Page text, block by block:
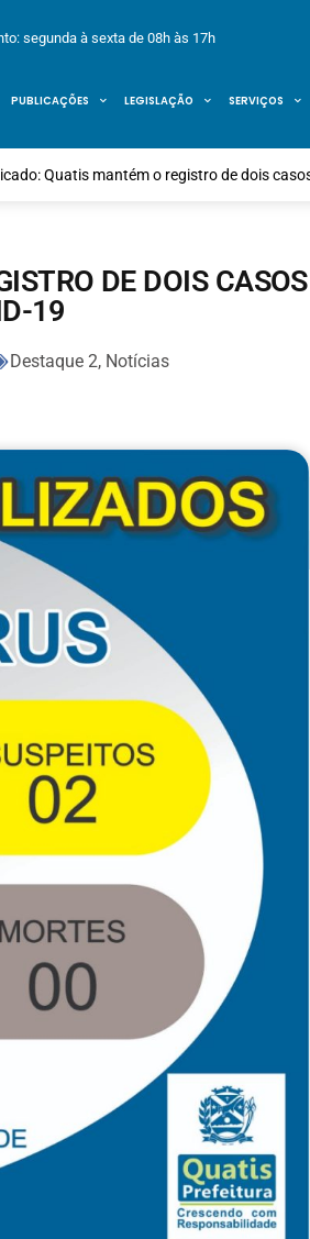
segunda à sexta de 08h às 17h
PUBLICAÇÕES LEGISLAÇÃO SERVIÇOS
Quatis mantém o registro de dois
DE DOIS CASOS
19
Destaque 2, Notícias